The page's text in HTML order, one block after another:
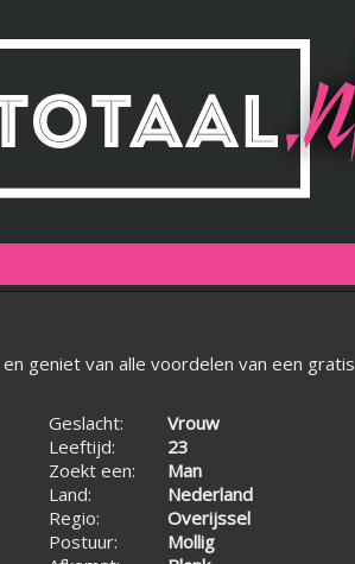
geniet van alle voordelen van een gratis
Geslacht:
Vrouw
Leeftijd:
23
Zoekt een:
Man
Land:
Nederland
Regio:
Overijssel
Postuur:
Mollig